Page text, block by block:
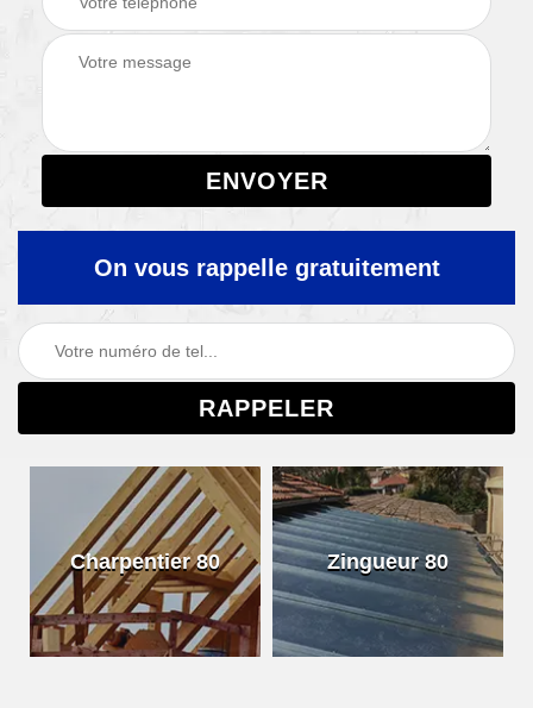
On vous rappelle gratuitement
Charpentier 80 Zingueur 80